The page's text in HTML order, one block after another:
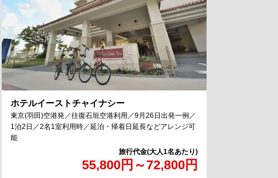
ホテルイーストチャイナシー
55,800円 ～72,800円
東京(羽田)空港発／往復石垣空港利用／9月26日出発一例／
1泊2日／2名1室利用時／延泊・帰着日延長などアレンジ可
能